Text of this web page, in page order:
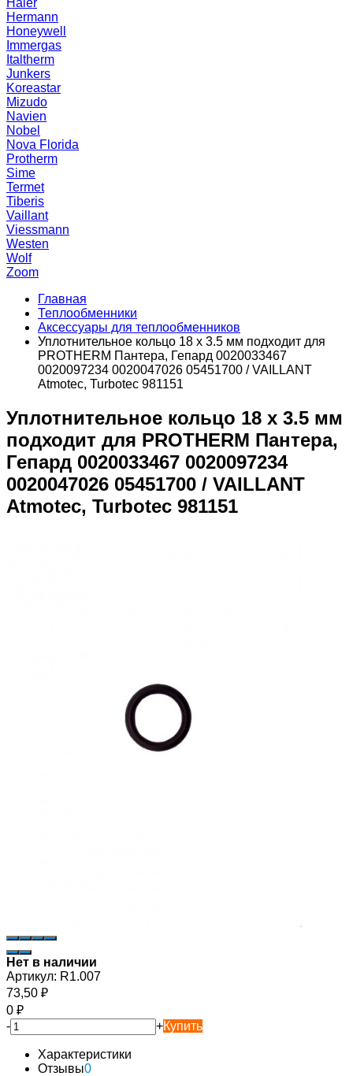
Haier
Hermann
Honeywell
Immergas
Italtherm
Junkers
Koreastar
Mizudо
Navien
Nobel
Nova Florida
Protherm
Sime
Termet
Tiberis
Vaillant
Viessmann
Westen
Wolf
Zoom
Главная
Теплообменники
Аксессуары для теплообменников
Уплотнительное кольцо 18 x 3.5 мм подходит для
PROTHERM Пантера, Гепард 0020033467
0020097234 0020047026 05451700 / VAILLANT
Atmotec, Turbotec 981151
Уплотнительное кольцо 18 x 3.5 мм
подходит для PROTHERM Пантера,
Гепард 0020033467 0020097234
0020047026 05451700 / VAILLANT
Atmotec, Turbotec 981151
Нет в наличии
Артикул: R1.007
73,50 ₽
0 ₽
-
+Купить
Характеристики
Отзывы0